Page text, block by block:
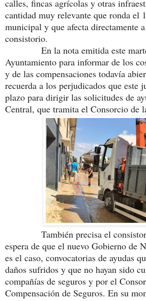
calles, fincas agrícolas y otras
cantidad muy relevante que ronda el
municipal y que afecta directamente
consistorio.
En la nota emitida este
Ayuntamiento para informar de los
y de las compensaciones todavía
recuerda a los perjudicados que este
plazo para dirigir las solicitudes de
Central, que tramita el Consorcio de
También precisa el
espera de que el nuevo Gobierno de
es el caso, convocatorias de ayudas
daños sufridos y que no hayan sido
compañías de seguros y por el
Compensación de Seguros. En su